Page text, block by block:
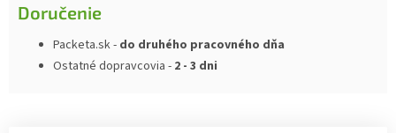
Doručenie
Packeta.sk - do druhého pracovného dňa
Ostatné dopravcovia - 2 - 3 dni